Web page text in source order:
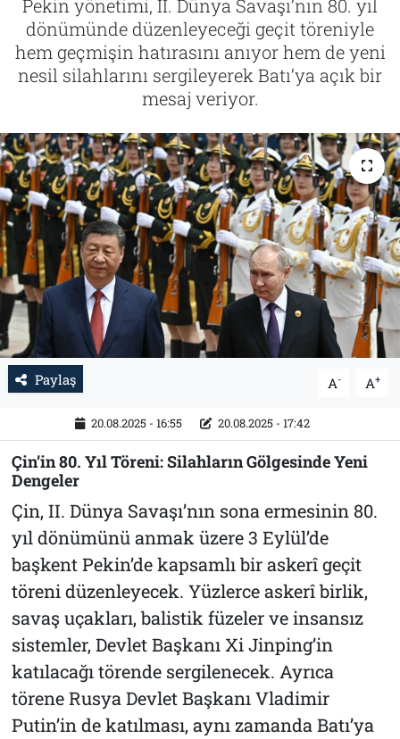
Pekin yönetimi, II. Dünya Savaşı’nın 80. yıl
dönümünde düzenleyeceği geçit töreniyle
hem geçmişin hatırasını anıyor hem de yeni
nesil silahlarını sergileyerek Batı’ya açık bir
mesaj veriyor.
Paylaş A- A+
20.08.2025 - 16:55 20.08.2025 - 17:42
Çin’in 80. Yıl Töreni: Silahların Gölgesinde Yeni
Dengeler
Çin, II. Dünya Savaşı’nın sona ermesinin 80.
yıl dönümünü anmak üzere 3 Eylül’de
başkent Pekin’de kapsamlı bir askerî geçit
töreni düzenleyecek. Yüzlerce askerî birlik,
savaş uçakları, balistik füzeler ve insansız
sistemler, Devlet Başkanı Xi Jinping’in
katılacağı törende sergilenecek. Ayrıca
törene Rusya Devlet Başkanı Vladimir
Putin’in de katılması, aynı zamanda Batı’ya
Tarih
İletişim
Künye